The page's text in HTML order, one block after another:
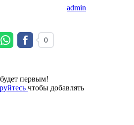
admin
0
первым!
чтобы добавлять